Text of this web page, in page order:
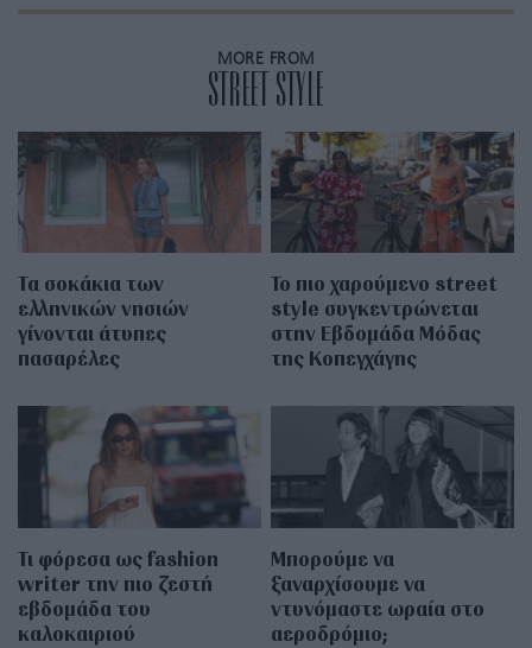
MORE FROM
STREET STYLE
Τα σοκάκια των
ελληνικών νησιών
γίνονται άτυπες
πασαρέλες
Το πιο χαρούμενο street
style συγκεντρώνεται
στην Εβδομάδα Μόδας
της Κοπεγχάγης
Τι φόρεσα ως fashion
writer την πιο ζεστή
εβδομάδα του
καλοκαιριού
Μπορούμε να
ξαναρχίσουμε να
ντυνόμαστε ωραία στο
αεροδρόμιο;